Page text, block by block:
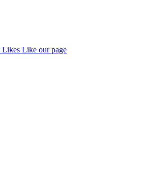
Likes Like our page